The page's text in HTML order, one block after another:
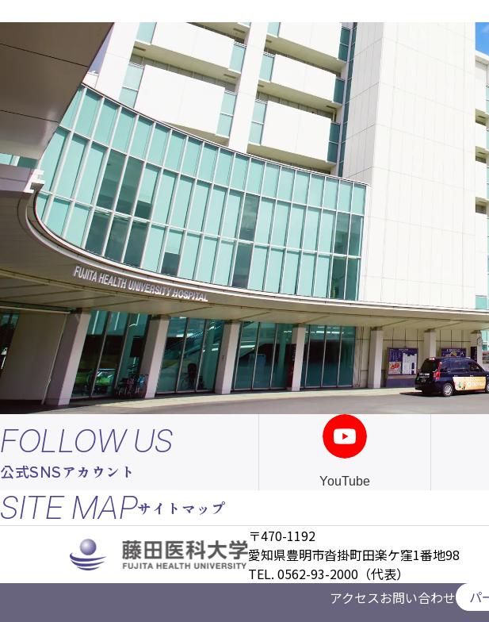
FOLLOW US
公式SNSアカウント YouTube
SITE MAPサイトマップ
〒470-1192
愛知県豊明市沓掛町田楽ケ窪1番地98
TEL. 0562-93-2000（代表）
アクセスお問い合わせ パ